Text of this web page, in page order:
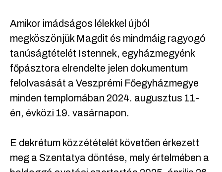
Amikor imádságos lélekkel újból
megköszönjük Magdit és mindmáig ragyogó
tanúságtételét Istennek, egyházmegyénk
főpásztora elrendelte jelen dokumentum
felolvasását a Veszprémi Főegyházmegye
minden templomában 2024. augusztus 11-
én, évközi 19. vasárnapon.
E dekrétum közzétételét követően érkezett
meg a Szentatya döntése, mely értelmében a